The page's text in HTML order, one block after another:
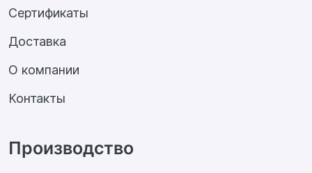
Производство
Сертификаты
Доставка
О компании
Контакты